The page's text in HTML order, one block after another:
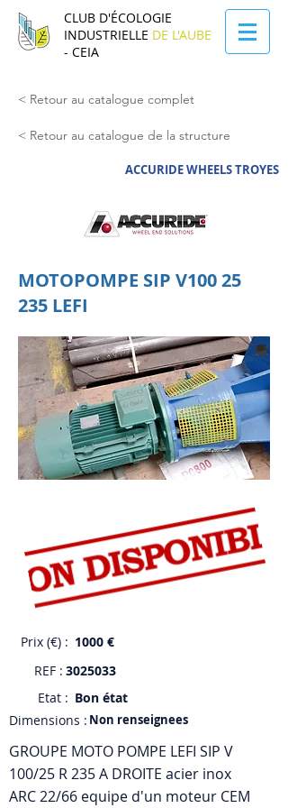
CLUB D'ÉCOLOGIE
INDUSTRIELLE DE L'AUBE
- CEIA
< Retour au catalogue complet
< Retour au catalogue de la structure
ACCURIDE WHEELS TROYES
MOTOPOMPE SIP V100 25
235 LEFI
Prix (€) : 1000 €
REF : 3025033
Etat : Bon état
Dimensions : Non renseignees
GROUPE MOTO POMPE LEFI SIP V
100/25 R 235 A DROITE acier inox
ARC 22/66 equipe d'un moteur CEM